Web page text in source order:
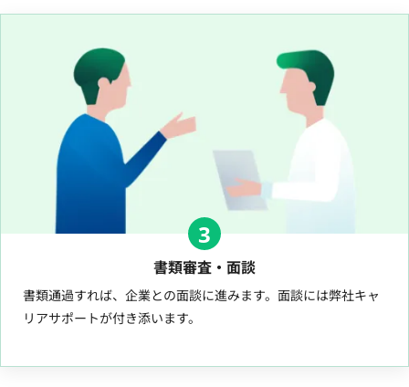
3
書類審査・面談
書類通過すれば、企業との面談に進みます。面談には弊社キャ
リアサポートが付き添います。